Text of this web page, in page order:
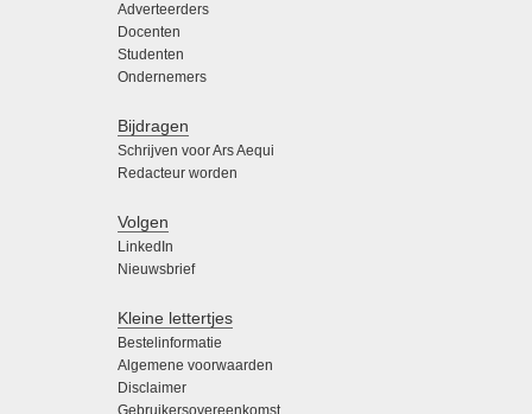
Adverteerders
Docenten
Studenten
Ondernemers
Bijdragen
Schrijven voor Ars Aequi
Redacteur worden
Volgen
LinkedIn
Nieuwsbrief
Kleine lettertjes
Bestelinformatie
Algemene voorwaarden
Disclaimer